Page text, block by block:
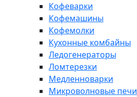
Кофеварки
Кофемашины
Кофемолки
Кухонные комбайны
Ледогенераторы
Ломтерезки
Медленноварки
Микроволновые печи